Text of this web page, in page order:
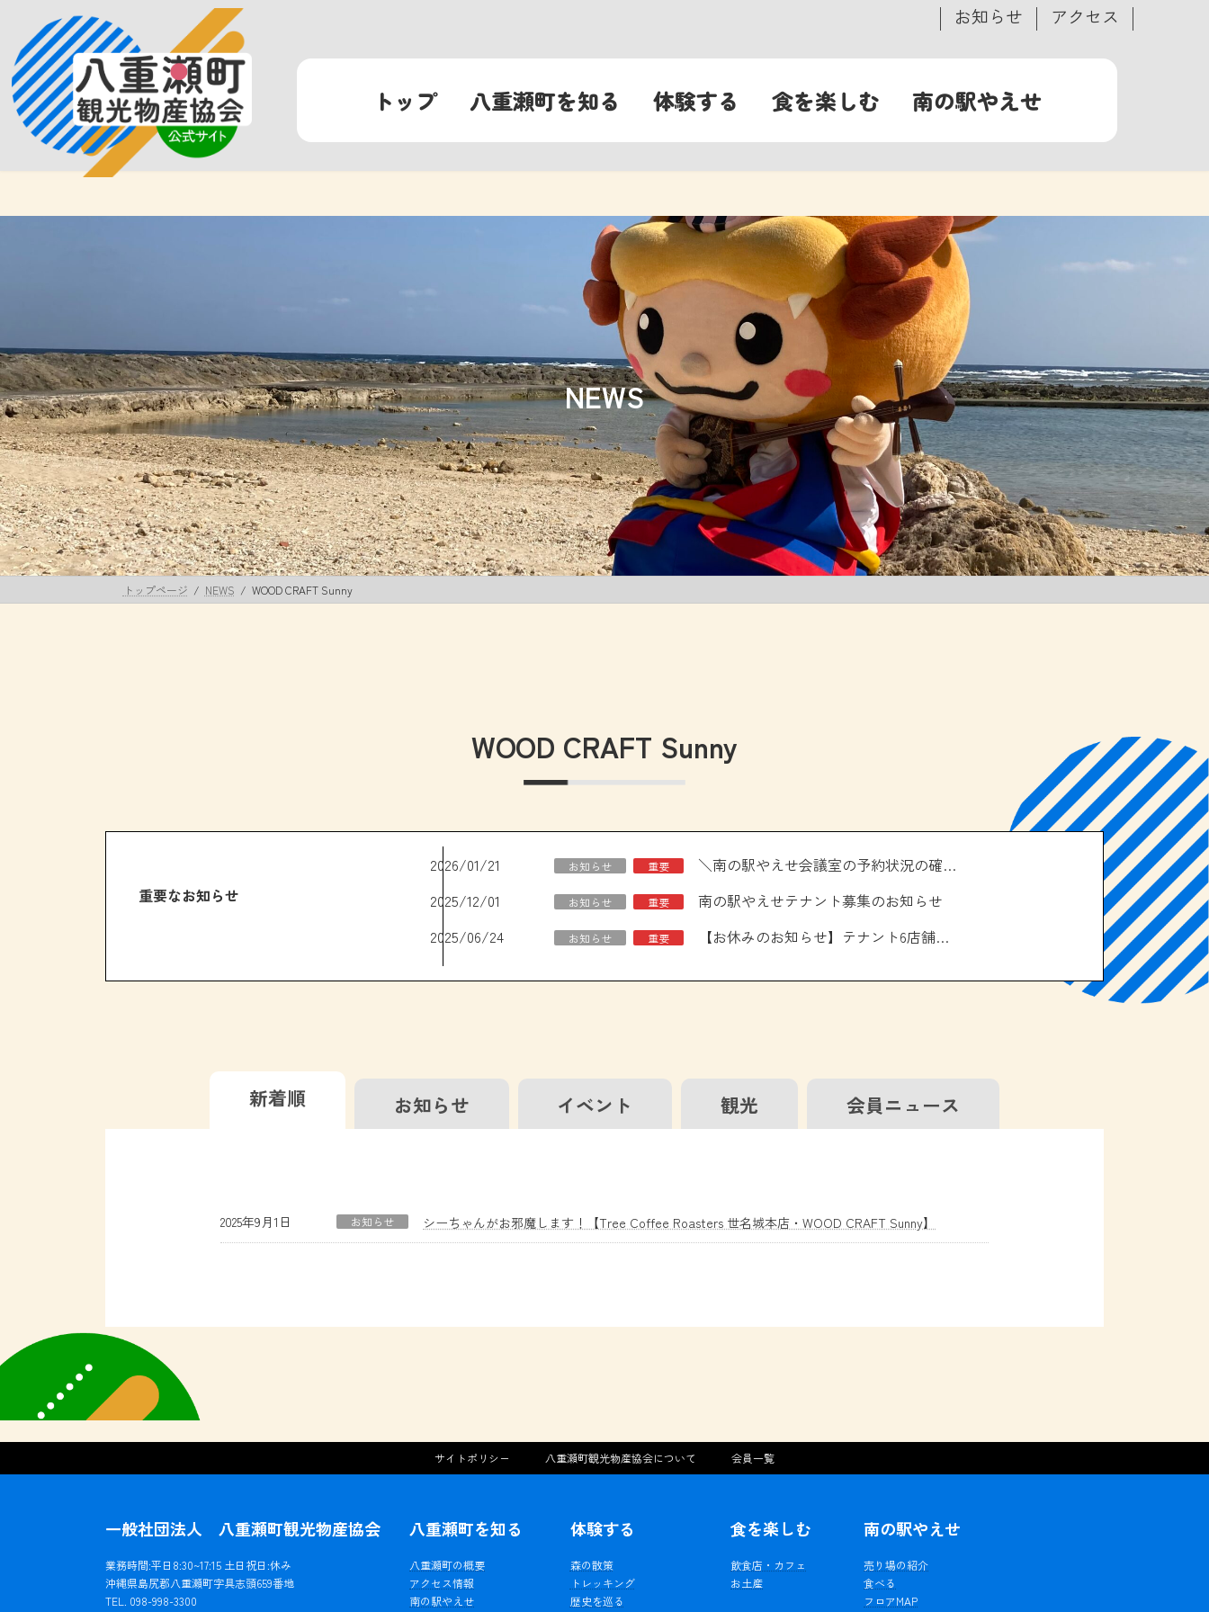
ン
ツ
ー
シ
お知らせ アクセス
トップ 八重瀬町を知る 体験する 食を楽しむ 南の駅やえせ
NEWS
トップページ NEWS WOOD CRAFT Sunny
WOOD CRAFT Sunny
重要なお知らせ
2026/01/21 お知らせ 重要
＼南の駅やえせ会議室の予約状況の確認はこちら！／
2025/12/01
お知らせ 重要
南の駅やえせテナント募集のお知らせ
2025/06/24
お知らせ 重要 【お休みのお知らせ】テナント6店舗、エアコン取り換え工事について
新着順 お知らせ イベント 観光 会員ニュース
2025年9月1日 お知らせ シーちゃんがお邪魔します！【Tree Coffee Roasters 世名城本店・WOOD CRAFT Sunny】
サイトポリシー 八重瀬町観光物産協会について 会員一覧
一般社団法人 八重瀬町観光物産協会
業務時間:平日8:30~17:15 土日祝日:休み
沖縄県島尻郡八重瀬町字具志頭659番地
TEL. 098-998-3300
八重瀬町を知る
八重瀬町の概要
アクセス情報
南の駅やえせ
体験する
森の散策
トレッキング
歴史を巡る
食を楽しむ
飲食店・カフェ
お土産
南の駅やえせ
売り場の紹介
食べる
フロアMAP